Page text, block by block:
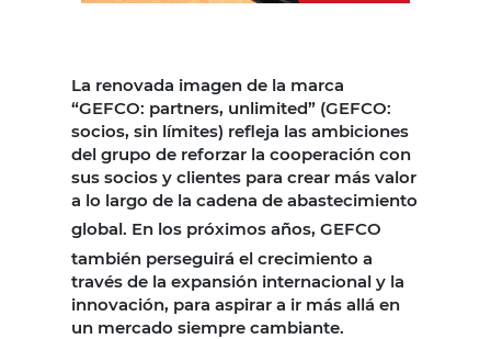
La renovada imagen de la marca
“GEFCO: partners, unlimited” (GEFCO:
socios, sin límites) refleja las ambiciones
del grupo de reforzar la cooperación con
sus socios y clientes para crear más valor
a lo largo de la cadena de abastecimiento
global. En los próximos años, GEFCO
también perseguirá el crecimiento a
través de la expansión internacional y la
innovación, para aspirar a ir más allá en
un mercado siempre cambiante.